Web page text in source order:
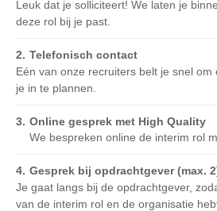
Leuk dat je solliciteert! We laten je
deze rol bij je past.
Telefonisch contact
Eén van onze recruiters belt je snel
je in te plannen.
Online gesprek met High Quality
We bespreken online de interim rol
Gesprek bij opdrachtgever (max.
Je gaat langs bij de opdrachtgever,
van de interim rol en de organisatie